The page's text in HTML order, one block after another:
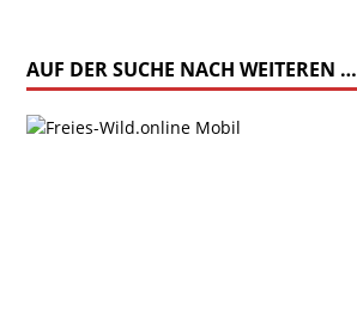
AUF DER SUCHE NACH WEITEREN …